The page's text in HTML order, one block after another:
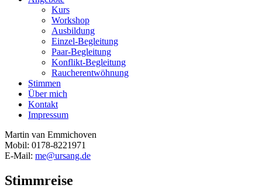
Kurs
Workshop
Ausbildung
Einzel-Begleitung
Paar-Begleitung
Konflikt-Begleitung
Raucherentwöhnung
Stimmen
Über mich
Kontakt
Impressum
Martin van Emmichoven
Mobil: 0178-8221971
E-Mail: me@ursang.de
Stimmreise